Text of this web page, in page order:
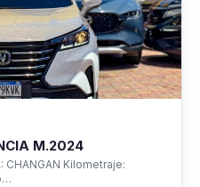
M.2024
CHANGAN Kilometraje: